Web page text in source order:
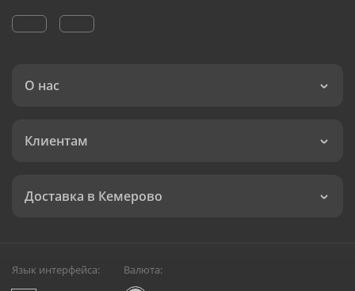
О нас
Клиентам
Доставка в Кемерово
Язык интерфейса: Валюта: